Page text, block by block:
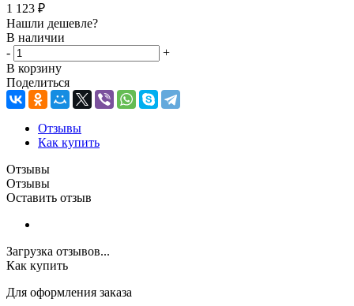
1 123 ₽
Нашли дешевле?
В наличии
-
+
В корзину
Поделиться
Отзывы
Как купить
Отзывы
Отзывы
Оставить отзыв
Загрузка отзывов...
Как купить
Для оформления заказа